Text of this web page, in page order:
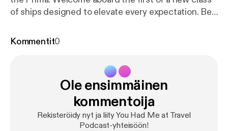
of ships designed to elevate every expectation. Be
the expansive outdoor deck space on the most
bridge and discover many more amazing
experiences. Never wait a second for that second
round - or anything else. Revel in the highest staff
levels of any new ship and always feel prioritized.
Welcome to NCL Prima
Kommentit0
Ole ensimmäinen
kommentoija
Rekisteröidy nyt ja liity You Had Me at Travel
Podcast-yhteisöön!